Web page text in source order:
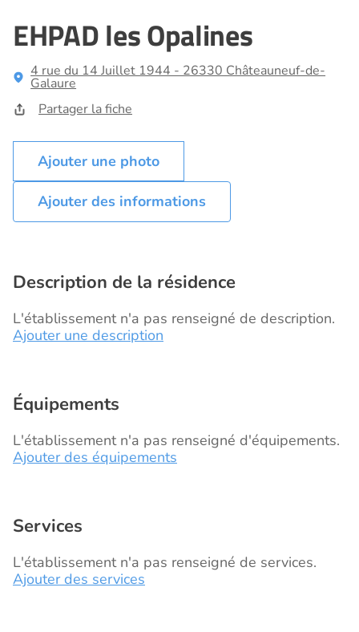
EHPAD les Opalines
4 rue du 14 Juillet 1944 - 26330 Châteauneuf-de-
Galaure
Partager la fiche
Ajouter des informations
Description de la résidence
L'établissement n'a pas renseigné de description.
Ajouter une description
Équipements
L'établissement n'a pas renseigné d'équipements.
Ajouter des équipements
Services
L'établissement n'a pas renseigné de services.
Ajouter des services